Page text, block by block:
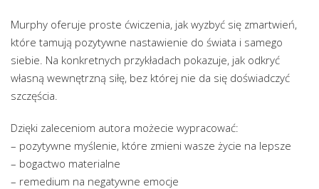
Murphy oferuje proste ćwiczenia, jak wyzbyć się zmartwień,
które tamują pozytywne nastawienie do świata i samego
siebie. Na konkretnych przykładach pokazuje, jak odkryć
własną wewnętrzną siłę, bez której nie da się doświadczyć
szczęścia.
Dzięki zaleceniom autora możecie wypracować:
– pozytywne myślenie, które zmieni wasze życie na lepsze
– bogactwo materialne
– remedium na negatywne emocje